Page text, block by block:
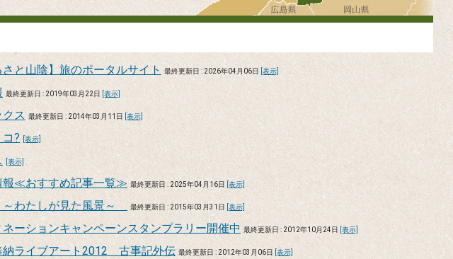
と山陰】旅のポータルサイト 最終更新日 : 2026年04月06日 [表示]
最終更新日 : 2019年03月22日 [表示]
ス 最終更新日 : 2014年03月11日 [表示]
? [表示]
[表示]
報≪おすすめ記事一覧≫ 最終更新日 : 2025年04月16日 [表示]
わたしが見た風景～ 最終更新日 : 2015年03月31日 [表示]
ーションキャンペーンスタンプラリー開催中 最終更新日 : 2012年10月24日 [表示]
納ライブアート2012 古事記外伝 最終更新日 : 2012年03月06日 [表示]